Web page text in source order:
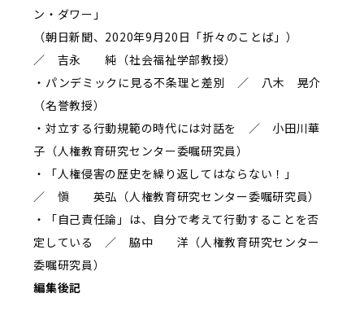
ン・ダワー」
（朝日新聞、2020年9月20日「折々のことば」）
／ 吉永 純（社会福祉学部教授）
・パンデミックに見る不条理と差別 ／ 八木 晃介
（名誉教授）
・対立する行動規範の時代には対話を ／ 小田川華
子（人権教育研究センター委嘱研究員）
・「人権侵害の歴史を繰り返してはならない！」
／ 愼 英弘（人権教育研究センター委嘱研究員）
・「自己責任論」は、自分で考えて行動することを否
定している ／ 脇中 洋（人権教育研究センター
委嘱研究員）
編集後記